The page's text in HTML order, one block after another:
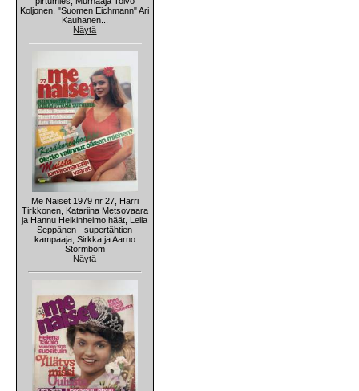
Koljonen, "Suomen Eichmann" Ari
Kauhanen...
Näytä
Me Naiset 1979 nr 27, Harri
Tirkkonen, Katariina Metsovaara
ja Hannu Heikinheimo häät, Leila
Seppänen - supertähtien
kampaaja, Sirkka ja Aarno
Stormbom
Näytä